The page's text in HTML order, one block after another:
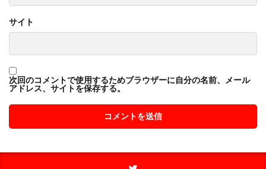
サイト
次回のコメントで使用するためブラウザーに自分の名前、メール
アドレス、サイトを保存する。